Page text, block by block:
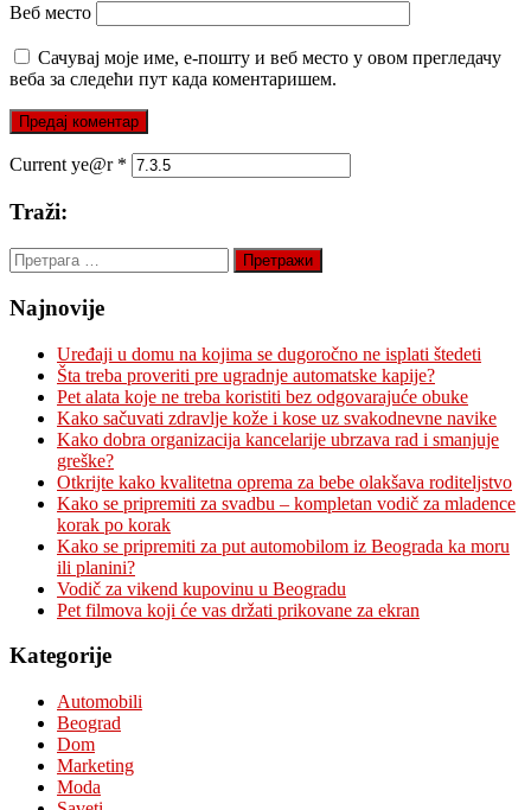
Веб место
Сачувај моје име, е-пошту и веб место у овом прегледачу
веба за следећи пут када коментаришем.
Current ye@r *
Traži:
Претрага
за:
Najnovije
Uređaji u domu na kojima se dugoročno ne isplati štedeti
Šta treba proveriti pre ugradnje automatske kapije?
Pet alata koje ne treba koristiti bez odgovarajuće obuke
Kako sačuvati zdravlje kože i kose uz svakodnevne navike
Kako dobra organizacija kancelarije ubrzava rad i smanjuje
greške?
Otkrijte kako kvalitetna oprema za bebe olakšava roditeljstvo
Kako se pripremiti za svadbu – kompletan vodič za mladence
korak po korak
Kako se pripremiti za put automobilom iz Beograda ka moru
ili planini?
Vodič za vikend kupovinu u Beogradu
Pet filmova koji će vas držati prikovane za ekran
Kategorije
Automobili
Beograd
Dom
Marketing
Moda